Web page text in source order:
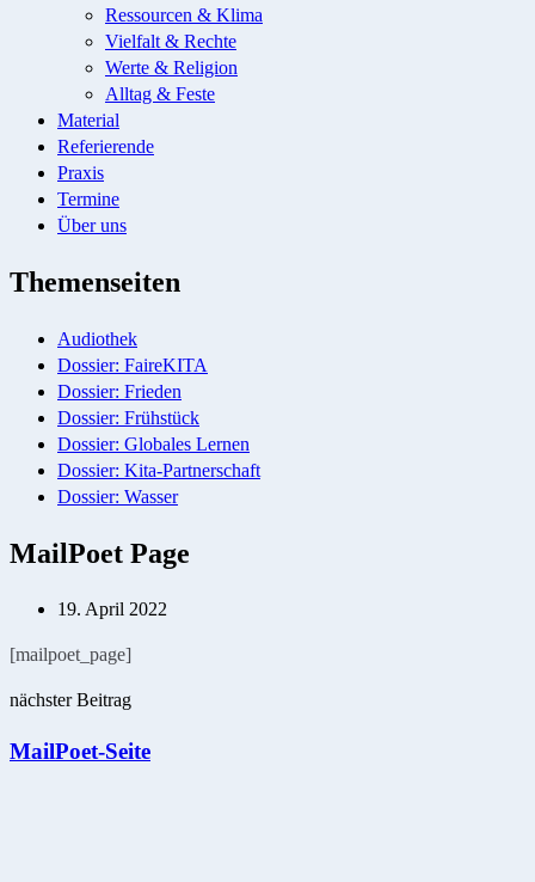
Ressourcen & Klima
Vielfalt & Rechte
Werte & Religion
Alltag & Feste
Material
Referierende
Praxis
Termine
Über uns
Themenseiten
Audiothek
Dossier: FaireKITA
Dossier: Frieden
Dossier: Frühstück
Dossier: Globales Lernen
Dossier: Kita-Partnerschaft
Dossier: Wasser
MailPoet Page
19. April 2022
[mailpoet_page]
Post
navigation
nächster Beitrag
MailPoet-Seite